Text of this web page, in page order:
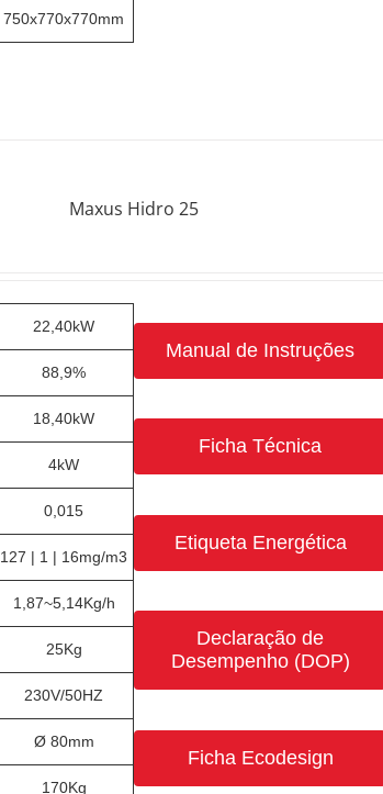
750x770x770mm
Maxus Hidro 25
22,40kW
88,9%
18,40kW
4kW
0,015
127 | 1 | 16mg/m3
1,87~5,14Kg/h
25Kg
230V/50HZ
Ø 80mm
170Kg
Manual de Instruções
Ficha Técnica
Etiqueta Energética
Declaração de
Desempenho (DOP)
Ficha Ecodesign